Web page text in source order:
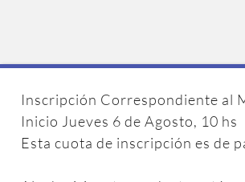
Inscripción Correspondiente al
Inicio Jueves 6 de Agosto, 10 hs
Esta cuota de inscripción es de